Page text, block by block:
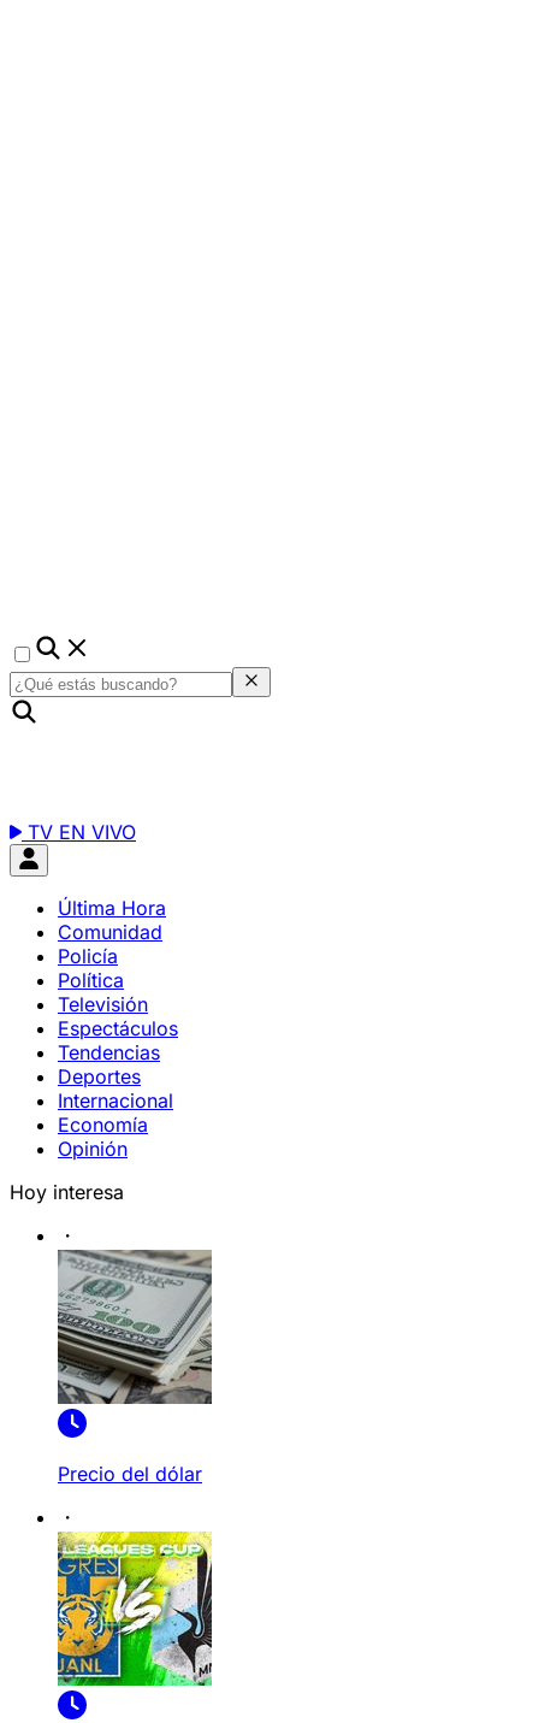
TV EN VIVO
Última Hora
Comunidad
Policía
Política
Televisión
Espectáculos
Tendencias
Deportes
Internacional
Economía
Opinión
Hoy interesa
Precio del dólar